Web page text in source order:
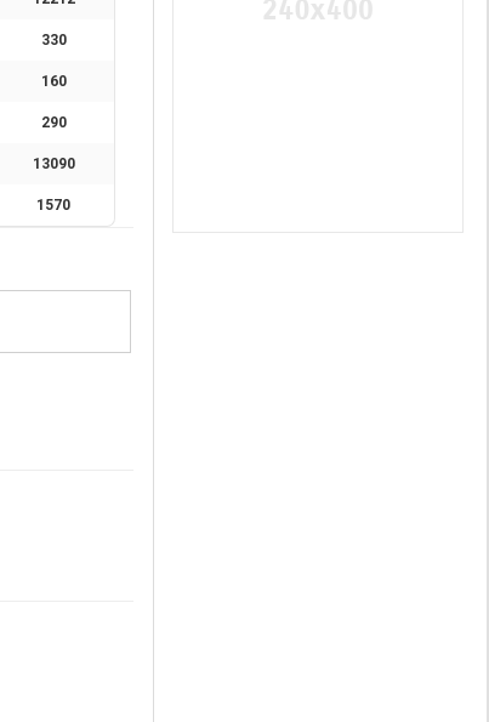
330
160
290
13090
1570